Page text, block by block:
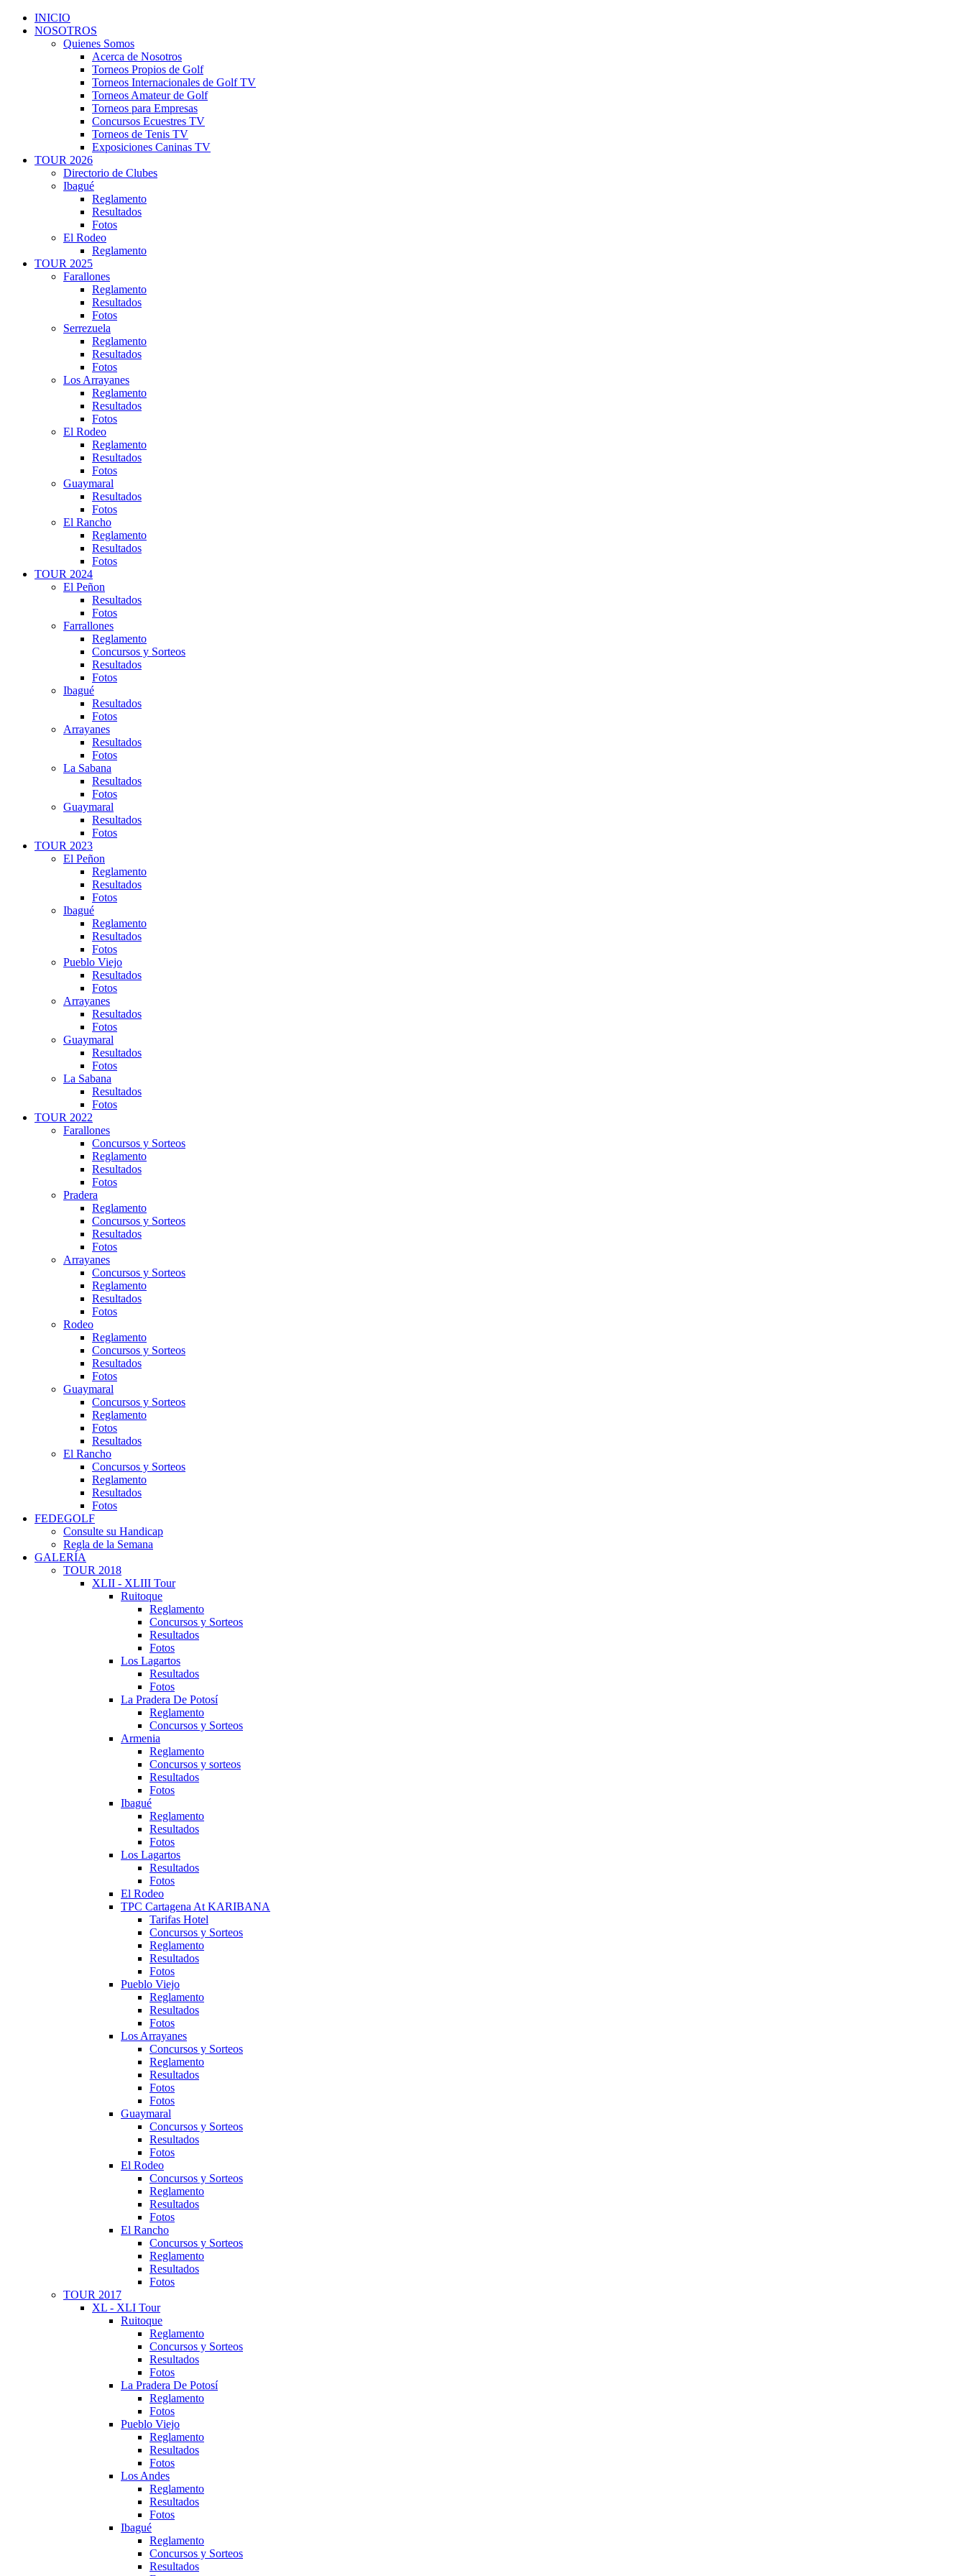
INICIO
NOSOTROS
Quienes Somos
Acerca de Nosotros
Torneos Propios de Golf
Torneos Internacionales de Golf TV
Torneos Amateur de Golf
Torneos para Empresas
Concursos Ecuestres TV
Torneos de Tenis TV
Exposiciones Caninas TV
TOUR 2026
Directorio de Clubes
Ibagué
Reglamento
Resultados
Fotos
El Rodeo
Reglamento
TOUR 2025
Farallones
Reglamento
Resultados
Fotos
Serrezuela
Reglamento
Resultados
Fotos
Los Arrayanes
Reglamento
Resultados
Fotos
El Rodeo
Reglamento
Resultados
Fotos
Guaymaral
Resultados
Fotos
El Rancho
Reglamento
Resultados
Fotos
TOUR 2024
El Peñon
Resultados
Fotos
Farrallones
Reglamento
Concursos y Sorteos
Resultados
Fotos
Ibagué
Resultados
Fotos
Arrayanes
Resultados
Fotos
La Sabana
Resultados
Fotos
Guaymaral
Resultados
Fotos
TOUR 2023
El Peñon
Reglamento
Resultados
Fotos
Ibagué
Reglamento
Resultados
Fotos
Pueblo Viejo
Resultados
Fotos
Arrayanes
Resultados
Fotos
Guaymaral
Resultados
Fotos
La Sabana
Resultados
Fotos
TOUR 2022
Farallones
Concursos y Sorteos
Reglamento
Resultados
Fotos
Pradera
Reglamento
Concursos y Sorteos
Resultados
Fotos
Arrayanes
Concursos y Sorteos
Reglamento
Resultados
Fotos
Rodeo
Reglamento
Concursos y Sorteos
Resultados
Fotos
Guaymaral
Concursos y Sorteos
Reglamento
Fotos
Resultados
El Rancho
Concursos y Sorteos
Reglamento
Resultados
Fotos
FEDEGOLF
Consulte su Handicap
Regla de la Semana
GALERÍA
TOUR 2018
XLII - XLIII Tour
Ruitoque
Reglamento
Concursos y Sorteos
Resultados
Fotos
Los Lagartos
Resultados
Fotos
La Pradera De Potosí
Reglamento
Concursos y Sorteos
Armenia
Reglamento
Concursos y sorteos
Resultados
Fotos
Ibagué
Reglamento
Resultados
Fotos
Los Lagartos
Resultados
Fotos
El Rodeo
TPC Cartagena At KARIBANA
Tarifas Hotel
Concursos y Sorteos
Reglamento
Resultados
Fotos
Pueblo Viejo
Reglamento
Resultados
Fotos
Los Arrayanes
Concursos y Sorteos
Reglamento
Resultados
Fotos
Fotos
Guaymaral
Concursos y Sorteos
Resultados
Fotos
El Rodeo
Concursos y Sorteos
Reglamento
Resultados
Fotos
El Rancho
Concursos y Sorteos
Reglamento
Resultados
Fotos
TOUR 2017
XL - XLI Tour
Ruitoque
Reglamento
Concursos y Sorteos
Resultados
Fotos
La Pradera De Potosí
Reglamento
Fotos
Pueblo Viejo
Reglamento
Resultados
Fotos
Los Andes
Reglamento
Resultados
Fotos
Ibagué
Reglamento
Concursos y Sorteos
Resultados